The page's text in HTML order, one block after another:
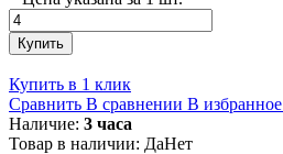
Купить
Купить в 1 клик
Сравнить В сравнении В избранное
Наличие: 3 часа
Товар в наличии: ДаНет